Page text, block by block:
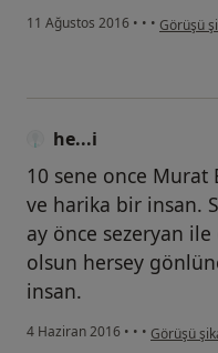
11 Ağustos 2016 • • • Görüşü
he...i
10 sene once Murat
ve harika bir insan.
ay önce sezeryan
olsun hersey
insan.
4 Haziran 2016 • • • Görüşü